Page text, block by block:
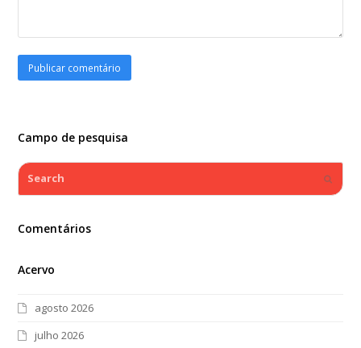
Campo de pesquisa
Search
Comentários
Acervo
agosto 2026
julho 2026